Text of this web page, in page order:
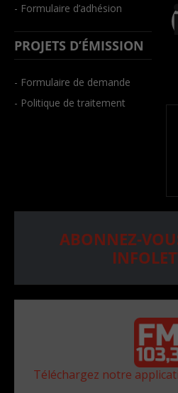
- Formulaire d’adhésion
PROJETS D’ÉMISSION
- Formulaire de demande
- Politique de traitement
ABONNEZ-
Téléchargez notre